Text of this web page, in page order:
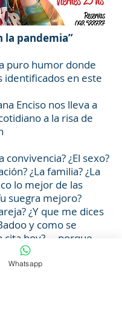
la pandemia”
puro humor donde
identificados en este
Enciso nos lleva a
a la risa de
convivencia? ¿El sexo?
¿La familia? ¿La
lo mejor de las
suegra mejoro?
¿Y que me dices
y como se
cita hoy? … porque
Whatsapp